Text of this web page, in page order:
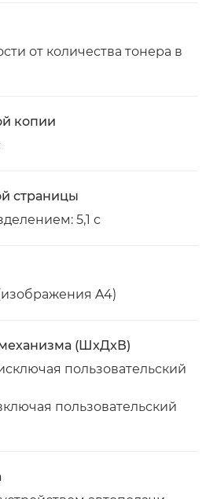
от количества тонера в
копии
страницы
5,1 с
A4)
(ШxДxВ)
пользовательский
пользовательский